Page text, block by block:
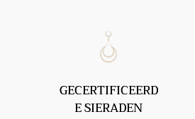
GECERTIFICEERD
E SIERADEN